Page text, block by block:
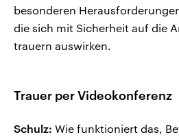
besonderen
die sich mit Sicherheit auf die
trauern auswirken.
Trauer per Videokonferenz
Schulz: Wie funktioniert das,